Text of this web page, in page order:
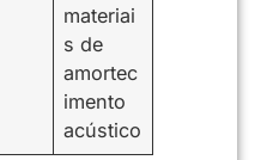
materiai
s de
amortec
imento
acústico